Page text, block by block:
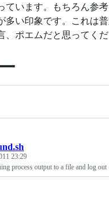
ています。もちろん参
多い印象です。これは
、ポエムだと思ってくだ
23:29
process output to a file and log out